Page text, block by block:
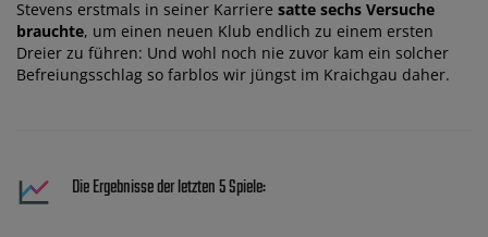
Stevens erstmals in seiner Karriere satte sechs Versuche
brauchte, um einen neuen Klub endlich zu einem ersten
Dreier zu führen: Und wohl noch nie zuvor kam ein solcher
Befreiungsschlag so farblos wir jüngst im Kraichgau daher.
Die Ergebnisse der letzten 5 Spiele: